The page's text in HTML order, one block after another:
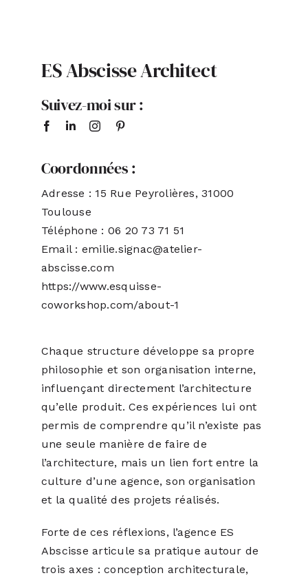
ES Abscisse Architect
Suivez-moi sur :
Coordonnées :
Adresse : 15 Rue Peyrolières, 31000
Toulouse
Téléphone : 06 20 73 71 51
Email : emilie.signac@atelier-
abscisse.com
https://www.esquisse-
coworkshop.com/about-1
Chaque structure développe sa propre
philosophie et son organisation interne,
influençant directement l’architecture
qu’elle produit. Ces expériences lui ont
permis de comprendre qu’il n’existe pas
une seule manière de faire de
l’architecture, mais un lien fort entre la
culture d’une agence, son organisation
et la qualité des projets réalisés.
Forte de ces réflexions, l’agence ES
Abscisse articule sa pratique autour de
trois axes : conception architecturale,
S’ABONNER
CONTACT